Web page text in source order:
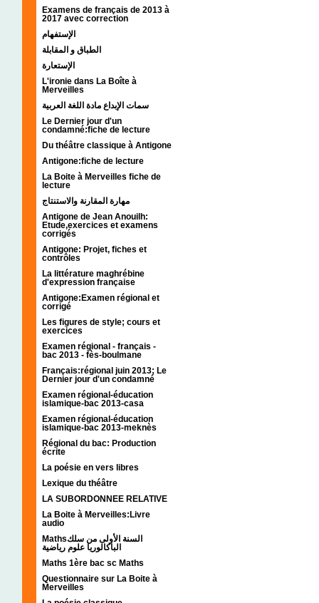
Examens de français de 2013 à
2017 avec correction
الإستفهام
الطباق و المقابلة
الإستعارة
L'ironie dans La Boîte à
Merveilles
سمات الإبداع مادة اللغة العربية
Le Dernier jour d'un
condamné:fiche de lecture
Du théâtre classique à Antigone
Antigone:fiche de lecture
La Boite à Merveilles fiche de
lecture
مهارة المقارنة والاستنتاج
Antigone de Jean Anouilh:
Etude,exercices et examens
corrigés
Antigone: Projet, fiches et
contrôles
La littérature maghrébine
d'expression française
Antigone:Examen régional et
corrigé
Les figures de style; cours et
exercices
Examen régional - français -
bac 2013 - fès-boulmane
Français:régional juin 2013; Le
Dernier jour d'un condamné
Examen régional-éducation
islamique-bac 2013-casa
Examen régional-éducation
islamique-bac 2013-meknès
Régional du bac: Production
écrite
La poésie en vers libres
Lexique du théâtre
LA SUBORDONNEE RELATIVE
La Boite à Merveilles:Livre
audio
Mathsالسنة الأولى من سلك
الباكالوريا علوم رياضية
Maths 1ère bac sc Maths
Questionnaire sur La Boite à
Merveilles